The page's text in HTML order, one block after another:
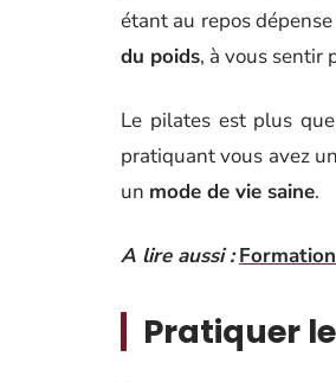
étant au repos
du poids, à vous sentir
Le pilates est plus
pratiquant vous avez
un mode de vie saine.
A lire aussi :
Pratiquer